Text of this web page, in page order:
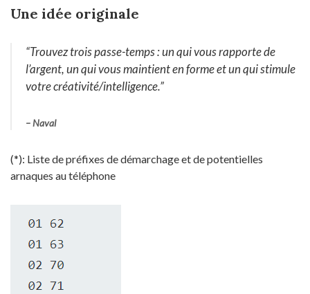
Une idée originale
“Trouvez trois passe-temps : un qui vous rapporte de
l’argent, un qui vous maintient en forme et un qui stimule
votre créativité/intelligence.”
– Naval
(*): Liste de préfixes de démarchage et de potentielles
arnaques au téléphone